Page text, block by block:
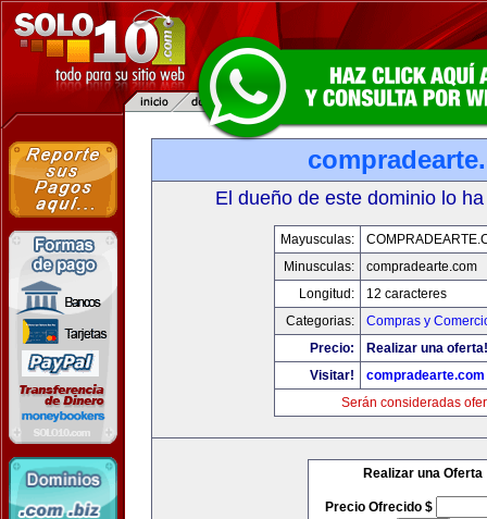
El dueño de este dominio lo
Mayusculas:
Minusculas:
compradearte.com
Longitud:
12 caracteres
Categorias:
Compras y
Precio:
Realizar una oferta!
Visitar!
compradearte.com
Serán consideradas
Realizar una Oferta
Precio Ofrecido $